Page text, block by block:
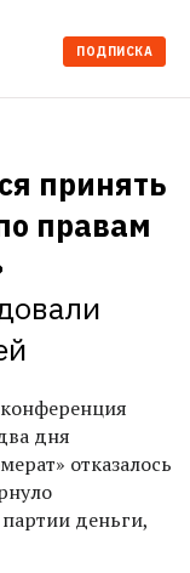
ПОДПИСКА
принять
правам
конференция
дня
отказалось
деньги,